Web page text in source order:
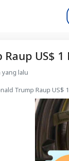
Raup US$
yang lalu
Trump Raup US$